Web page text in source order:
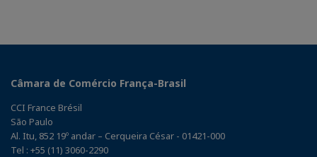
Câmara de Comércio França-Brasil
CCI France Brésil
São Paulo
Al. Itu, 852 19º andar – Cerqueira César - 01421-000
Tel : +55 (11) 3060-2290